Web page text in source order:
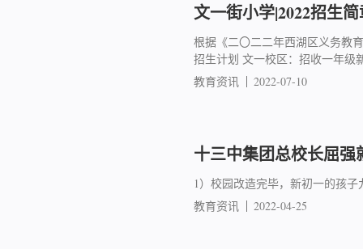
文一街小学|2022招生
根据《二〇二二年西湖区义务教
招生计划 文一校区：招收一年级
教育资讯
2022-07-10
十三中集团总校长屈
1）校园改造完毕，新初一的孩
教育资讯
2022-04-25